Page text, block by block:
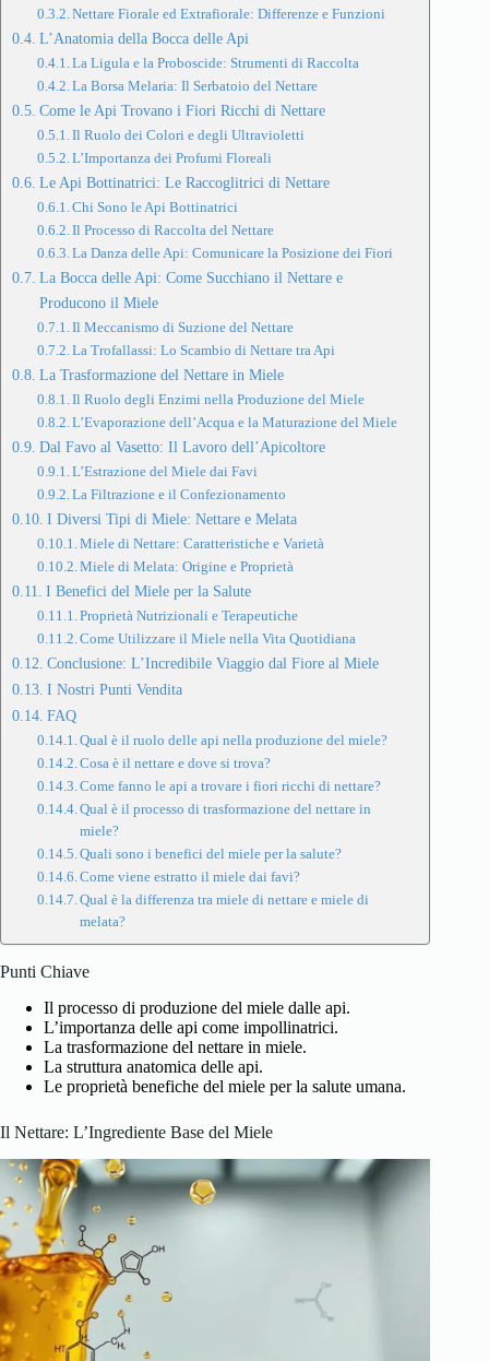
Nettare Fiorale ed Extrafiorale: Differenze e Funzioni
L’Anatomia della Bocca delle Api
La Ligula e la Proboscide: Strumenti di Raccolta
La Borsa Melaria: Il Serbatoio del Nettare
Come le Api Trovano i Fiori Ricchi di Nettare
Il Ruolo dei Colori e degli Ultravioletti
L’Importanza dei Profumi Floreali
Le Api Bottinatrici: Le Raccoglitrici di Nettare
Chi Sono le Api Bottinatrici
Il Processo di Raccolta del Nettare
La Danza delle Api: Comunicare la Posizione dei Fiori
La Bocca delle Api: Come Succhiano il Nettare e
Producono il Miele
Il Meccanismo di Suzione del Nettare
La Trofallassi: Lo Scambio di Nettare tra Api
La Trasformazione del Nettare in Miele
Il Ruolo degli Enzimi nella Produzione del Miele
L’Evaporazione dell’Acqua e la Maturazione del Miele
Dal Favo al Vasetto: Il Lavoro dell’Apicoltore
L’Estrazione del Miele dai Favi
La Filtrazione e il Confezionamento
I Diversi Tipi di Miele: Nettare e Melata
Miele di Nettare: Caratteristiche e Varietà
Miele di Melata: Origine e Proprietà
I Benefici del Miele per la Salute
Proprietà Nutrizionali e Terapeutiche
Come Utilizzare il Miele nella Vita Quotidiana
Conclusione: L’Incredibile Viaggio dal Fiore al Miele
I Nostri Punti Vendita
FAQ
Qual è il ruolo delle api nella produzione del miele?
Cosa è il nettare e dove si trova?
Come fanno le api a trovare i fiori ricchi di nettare?
Qual è il processo di trasformazione del nettare in
miele?
Quali sono i benefici del miele per la salute?
Come viene estratto il miele dai favi?
Qual è la differenza tra miele di nettare e miele di
melata?
Punti Chiave
Il processo di produzione del miele dalle api.
L’importanza delle api come impollinatrici.
La trasformazione del nettare in miele.
La struttura anatomica delle api.
Le proprietà benefiche del miele per la salute umana.
Il Nettare: L’Ingrediente Base del Miele